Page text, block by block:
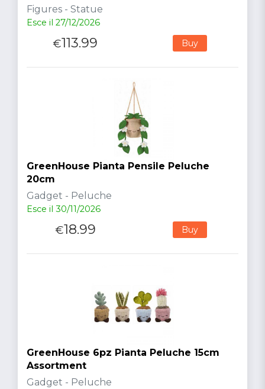
Figures - Statue
Esce il 27/12/2026
€113.99 Buy
GreenHouse Pianta Pensile Peluche
20cm
Gadget - Peluche
Esce il 30/11/2026
€18.99 Buy
GreenHouse 6pz Pianta Peluche 15cm
Assortment
Gadget - Peluche